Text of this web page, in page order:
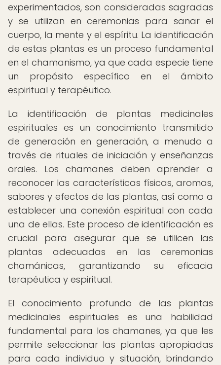
experimentados, son consideradas sagradas
y se utilizan en ceremonias para sanar el
cuerpo, la mente y el espíritu. La identificación
de estas plantas es un proceso fundamental
en el chamanismo, ya que cada especie tiene
un propósito específico en el ámbito
espiritual y terapéutico.
La identificación de plantas medicinales
espirituales es un conocimiento transmitido
de generación en generación, a menudo a
través de rituales de iniciación y enseñanzas
orales. Los chamanes deben aprender a
reconocer las características físicas, aromas,
sabores y efectos de las plantas, así como a
establecer una conexión espiritual con cada
una de ellas. Este proceso de identificación es
crucial para asegurar que se utilicen las
plantas adecuadas en las ceremonias
chamánicas, garantizando su eficacia
terapéutica y espiritual.
El conocimiento profundo de las plantas
medicinales espirituales es una habilidad
fundamental para los chamanes, ya que les
permite seleccionar las plantas apropiadas
para cada individuo y situación, brindando